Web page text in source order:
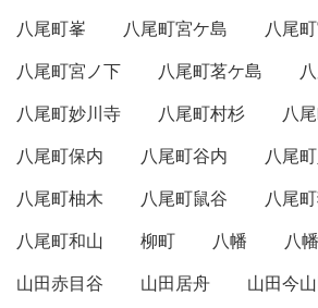
八尾町峯
八尾町宮ケ島
八尾
八尾町宮ノ下
八尾町茗ケ島
八尾町妙川寺
八尾町村杉
八
八尾町保内
八尾町谷内
八尾
八尾町柚木
八尾町鼠谷
八尾
八尾町和山
柳町 八幡 八
山田赤目谷
山田居舟
山田今